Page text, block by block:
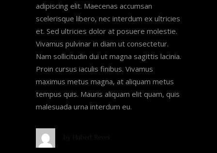
adipiscing elit. Maecenas accumsan
scelerisque libero, nec interdum ex ultricies
et. Sed ultricies dolor at posuere molestie.
Vivamus pulvinar in diam ut consectetur.
Nam sollicitudin dui ut magna sagittis lacinia.
Proin cursus iaculis finibus. Vivamus
maximus metus magna, at aliquam metus
tempus quis. Mauris aliquam elit quam, quis
malesuada urna interdum eu.